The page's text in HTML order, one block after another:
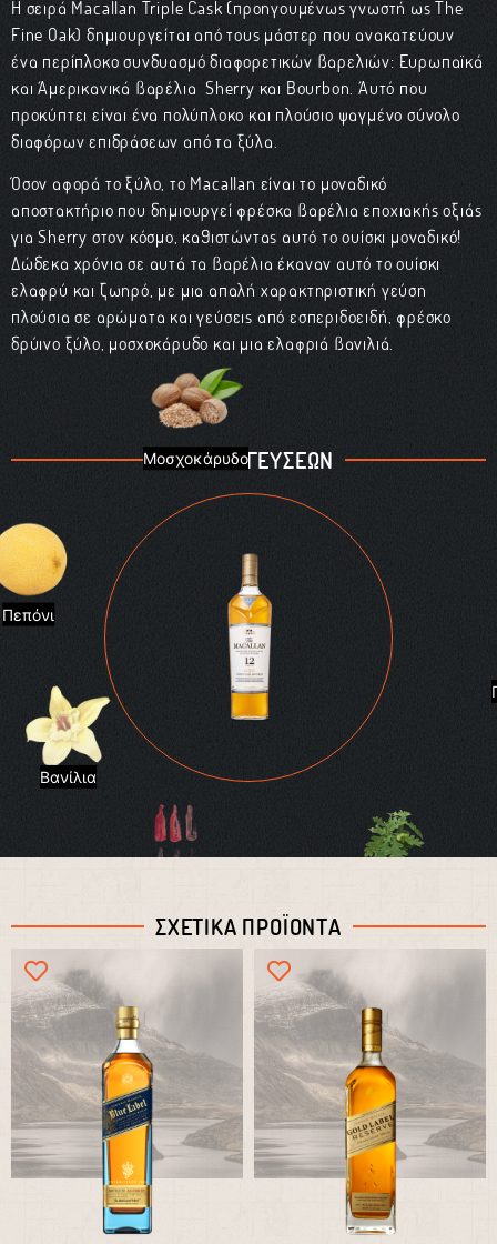
Η σειρά Macallan Triple Cask (προηγουμένως γνωστή ως The
Fine Oak) δημιουργείται από τους μάστερ που ανακατεύουν
ένα περίπλοκο συνδυασμό διαφορετικών βαρελιών: Ευρωπαϊκά
και Αμερικανικά βαρέλια Sherry και Bourbon. Αυτό που
προκύπτει είναι ένα πολύπλοκο και πλούσιο ψαγμένο σύνολο
διαφόρων επιδράσεων από τα ξύλα.
Όσον αφορά το ξύλο, το Macallan είναι το μοναδικό
αποστακτήριο που δημιουργεί φρέσκα βαρέλια εποχιακής οξιάς
για Sherry στον κόσμο, καθιστώντας αυτό το ουίσκι μοναδικό!
Δώδεκα χρόνια σε αυτά τα βαρέλια έκαναν αυτό το ουίσκι
ελαφρύ και ζωηρό, με μια απαλή χαρακτηριστική γεύση
πλούσια σε αρώματα και γεύσεις από εσπεριδοειδή, φρέσκο
δρύινο ξύλο, μοσχοκάρυδο και μια ελαφριά βανιλιά.
ΠΑΛΕΤΑ ΓΕΥΣΕΩΝ
Βανίλια
Πεπόνι
Μοσχοκάρυδο
ΣΧΕΤΙΚΑ ΠΡΟΪΟΝΤΑ